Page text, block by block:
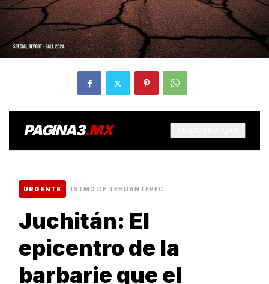
PAGINA3.MX
URGENTE ISTMO DE TEHUANTEPEC
Juchitán: El
epicentro de la
barbarie que el